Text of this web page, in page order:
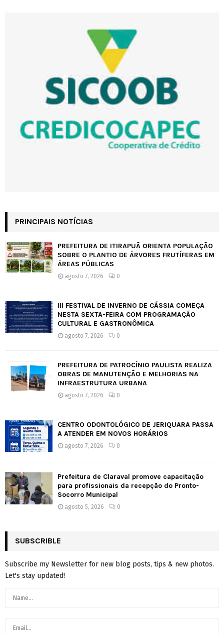
PRINCIPAIS NOTÍCIAS
PREFEITURA DE ITIRAPUÃ ORIENTA POPULAÇÃO
SOBRE O PLANTIO DE ÁRVORES FRUTÍFERAS EM
ÁREAS PÚBLICAS
agosto 7, 2026 0
III FESTIVAL DE INVERNO DE CÁSSIA COMEÇA
NESTA SEXTA-FEIRA COM PROGRAMAÇÃO
CULTURAL E GASTRONÔMICA
agosto 7, 2026 0
PREFEITURA DE PATROCÍNIO PAULISTA REALIZA
OBRAS DE MANUTENÇÃO E MELHORIAS NA
INFRAESTRUTURA URBANA
agosto 7, 2026 0
CENTRO ODONTOLÓGICO DE JERIQUARA PASSA
A ATENDER EM NOVOS HORÁRIOS
agosto 7, 2026 0
Prefeitura de Claraval promove capacitação
para profissionais da recepção do Pronto-
Socorro Municipal
agosto 5, 2026 0
SUBSCRIBLE
Subscribe my Newsletter for new blog posts, tips & new photos.
Let's stay updated!